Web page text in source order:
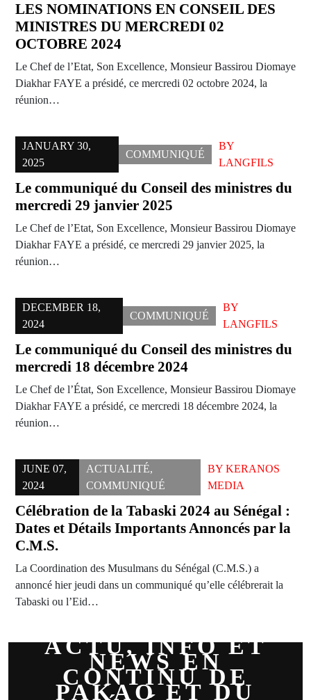
LES NOMINATIONS EN CONSEIL DES
MINISTRES DU MERCREDI 02
OCTOBRE 2024
Le Chef de l’Etat, Son Excellence, Monsieur Bassirou Diomaye
Diakhar FAYE a présidé, ce mercredi 02 octobre 2024, la
réunion…
JANUARY 30,
2025
COMMUNIQUÉ
BY
LANGFILS
Le communiqué du Conseil des ministres du
mercredi 29 janvier 2025
Le Chef de l’Etat, Son Excellence, Monsieur Bassirou Diomaye
Diakhar FAYE a présidé, ce mercredi 29 janvier 2025, la
réunion…
DECEMBER 18,
2024
COMMUNIQUÉ
BY
LANGFILS
Le communiqué du Conseil des ministres du
mercredi 18 décembre 2024
Le Chef de l’État, Son Excellence, Monsieur Bassirou Diomaye
Diakhar FAYE a présidé, ce mercredi 18 décembre 2024, la
réunion…
JUNE 07,
2024
ACTUALITÉ,
COMMUNIQUÉ
BYKERANOS
MEDIA
Célébration de la Tabaski 2024 au Sénégal :
Dates et Détails Importants Annoncés par la
C.M.S.
La Coordination des Musulmans du Sénégal (C.M.S.) a
annoncé hier jeudi dans un communiqué qu’elle célébrerait la
Tabaski ou l’Eid…
ACTU, INFO ET
NEWS EN
CONTINU DE
PAKAO ET DU